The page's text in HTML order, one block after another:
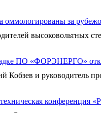
оммологированы за
высоковольтных
ПО «ФОРЭНЕРГО»
и руководитель
конференция